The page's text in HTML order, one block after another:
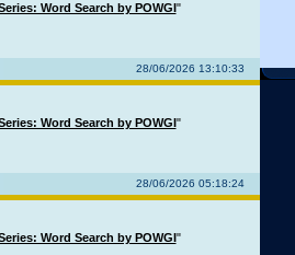
Word Search by POWGI"
28/06/2026 13:10:33
Word Search by POWGI"
28/06/2026 05:18:24
Word Search by POWGI"